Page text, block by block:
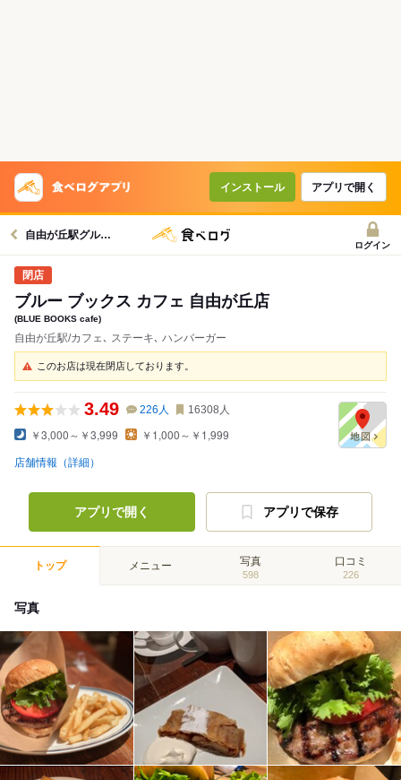
インストール アプリで開く
自由が丘駅グルメへ
ログイン
ブルー ブックス カフェ 自由が丘店
(BLUE BOOKS cafe)
自由が丘駅/カフェ､ ステーキ､ ハンバーガー
このお店は現在閉店しております。
3.49 226 人 16308 人
￥3,000～￥3,999 ￥1,000～￥1,999
店舗情報（詳細）
アプリで開く アプリで保存
トップ メニュー 写真
598
口コミ
226
写真